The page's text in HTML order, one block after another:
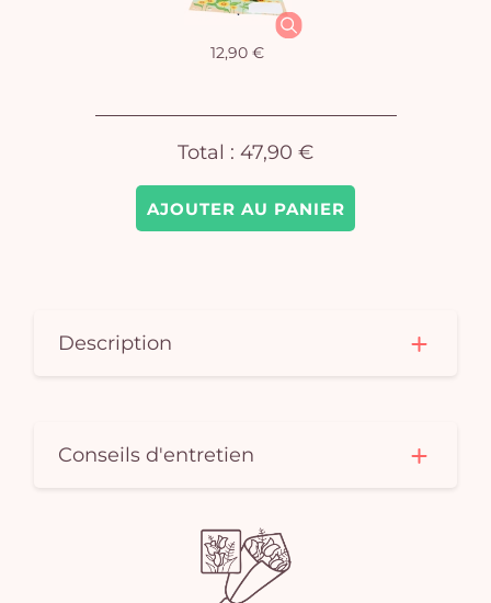
AJOUTER AU PANIER
12,90 €
Total : 47,90 €
Description
Conseils d'entretien